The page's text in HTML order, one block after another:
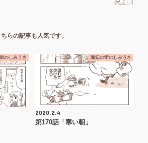
ちらの記事も人気です。
のしみうさ 海辺の街のしみうさ
2020.2.4
第170話「寒い朝」